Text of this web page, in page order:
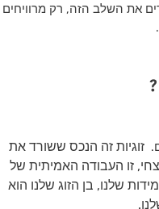
את השלב הזה, רק מרוויחים
זוגיות זה הנכס ששורד את
זו העבודה האמיתית של
שלנו, בן הזוג שלנו הוא